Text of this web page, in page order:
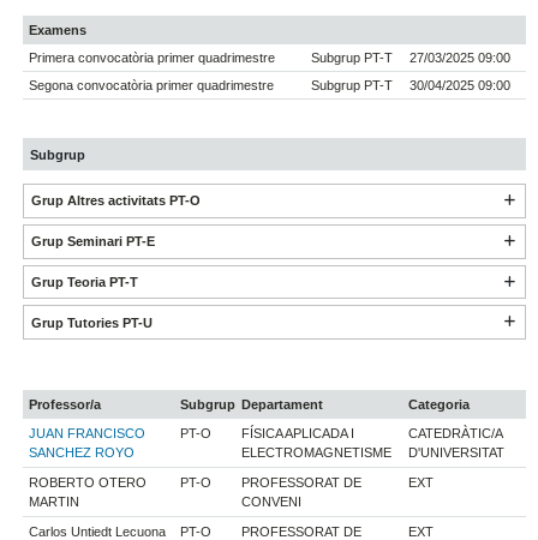
Examens
Primera convocatòria primer quadrimestre
Subgrup PT-T
27/03/2025 09:00
Segona convocatòria primer quadrimestre
Subgrup PT-T 30/04/2025 09:00
Subgrup
Grup Altres activitats PT-O
Grup Seminari PT-E
Grup Teoria PT-T
Grup Tutories PT-U
Professor/a Subgrup Departament
Categoria
JUAN FRANCISCO
SANCHEZ ROYO
PT-O
FÍSICA APLICADA I
ELECTROMAGNETISME
CATEDRÀTIC/A
D'UNIVERSITAT
ROBERTO OTERO
MARTIN
PT-O
PROFESSORAT DE
CONVENI
EXT
Carlos Untiedt Lecuona PT-O
PROFESSORAT DE
EXT